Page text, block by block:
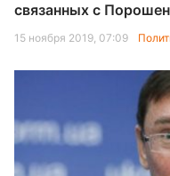
связанных с
15 ноября 2019, 07:09